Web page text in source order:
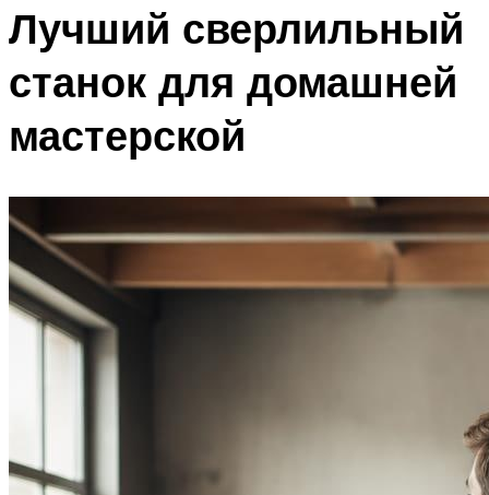
Лучший сверлильный
станок для домашней
мастерской